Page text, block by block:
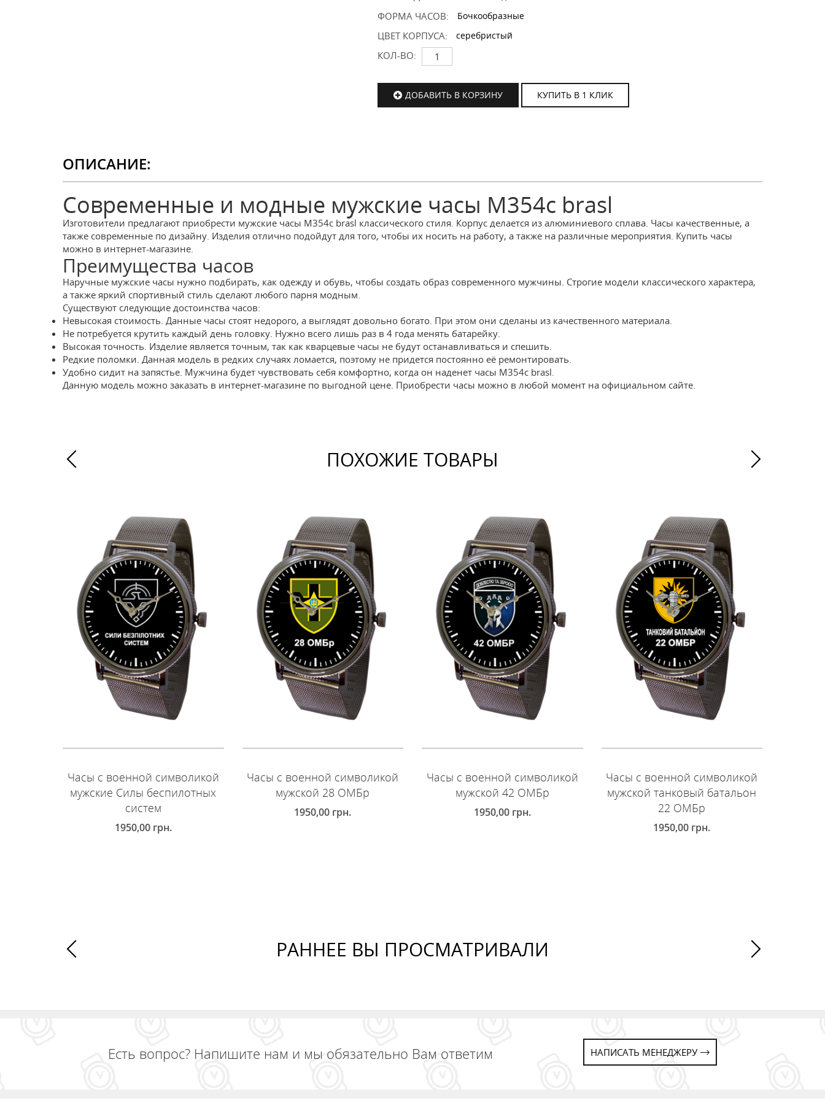
ФОРМА ЧАСОВ: Бочкообразные
ЦВЕТ КОРПУСА: серебристый
КОЛ-ВО:
ДОБАВИТЬ В КОРЗИНУ КУПИТЬ В 1 КЛИК
ОПИСАНИЕ:
Современные и модные мужские часы M354c brasl
Изготовители предлагают приобрести мужские часы M354c brasl классического стиля. Корпус делается из алюминиевого сплава. Часы качественные, а
также современные по дизайну. Изделия отлично подойдут для того, чтобы их носить на работу, а также на различные мероприятия. Купить часы
можно в интернет-магазине.
Преимущества часов
Наручные мужские часы нужно подбирать, как одежду и обувь, чтобы создать образ современного мужчины. Строгие модели классического характера,
а также яркий спортивный стиль сделают любого парня модным.
Существуют следующие достоинства часов:
Невысокая стоимость. Данные часы стоят недорого, а выглядят довольно богато. При этом они сделаны из качественного материала.
Не потребуется крутить каждый день головку. Нужно всего лишь раз в 4 года менять батарейку.
Высокая точность. Изделие является точным, так как кварцевые часы не будут останавливаться и спешить.
Редкие поломки. Данная модель в редких случаях ломается, поэтому не придется постоянно её ремонтировать.
Удобно сидит на запястье. Мужчина будет чувствовать себя комфортно, когда он наденет часы M354c brasl.
Данную модель можно заказать в интернет-магазине по выгодной цене. Приобрести часы можно в любой момент на официальном сайте.
ПОХОЖИЕ ТОВАРЫ
Часы с военной символикой
мужские Силы беспилотных
систем
1950,00 грн.
Часы с военной символикой
мужской 28 ОМБр
1950,00 грн.
Часы с военной символикой
мужской 42 ОМБр
1950,00 грн.
Часы с военной символикой
мужской танковый батальон
22 ОМБр
1950,00 грн.
РАННЕЕ ВЫ ПРОСМАТРИВАЛИ
Есть вопрос? Напишите нам и мы обязательно Вам ответим НАПИСАТЬ МЕНЕДЖЕРУ